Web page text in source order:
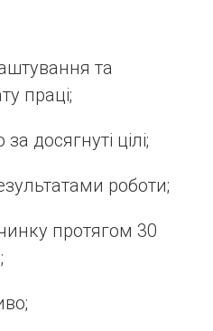
та
праці;
досягнуті цілі;
роботи;
протягом 30